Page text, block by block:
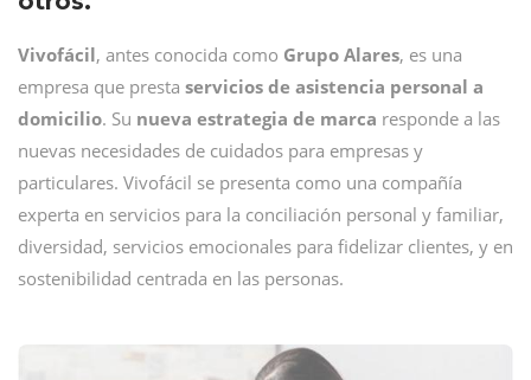
Vivofácil, antes conocida como Grupo Alares, es una
empresa que presta servicios de asistencia personal a
domicilio. Su nueva estrategia de marca responde a las
nuevas necesidades de cuidados para empresas y
particulares. Vivofácil se presenta como una compañía
experta en servicios para la conciliación personal y familiar,
diversidad, servicios emocionales para fidelizar clientes, y en
sostenibilidad centrada en las personas.